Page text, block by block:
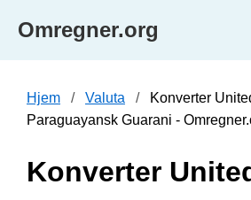
Omregner.org
Hjem Valuta
Konverter
Paraguayansk Guarani -
Konverter